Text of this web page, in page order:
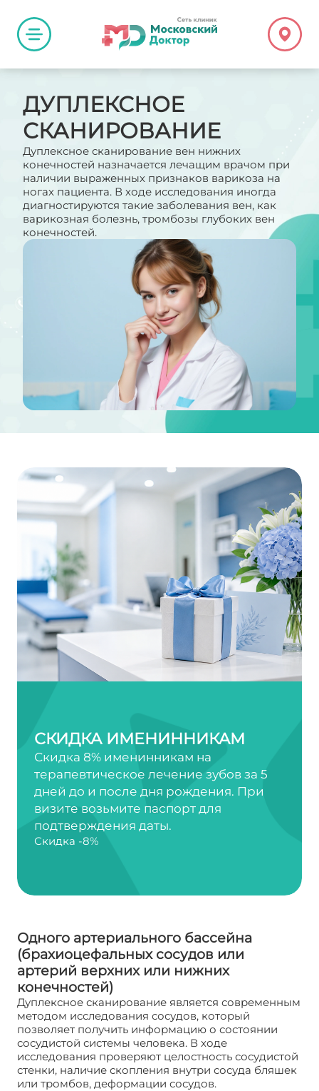
ДУПЛЕКСНОЕ
СКАНИРОВАНИЕ
Дуплексное сканирование вен нижних
конечностей назначается лечащим врачом при
наличии выраженных признаков варикоза на
ногах пациента. В ходе исследования иногда
диагностируются такие заболевания вен, как
варикозная болезнь, тромбозы глубоких вен
конечностей.
СКИДКА ИМЕНИННИКАМ
Скидка 8% именинникам на
терапевтическое лечение зубов за 5
дней до и после дня рождения. При
визите возьмите паспорт для
подтверждения даты.
Скидка -8%
Одного артериального бассейна
(брахиоцефальных сосудов или
артерий верхних или нижних
конечностей)
Дуплексное сканирование является современным
методом исследования сосудов, который
позволяет получить информацию о состоянии
сосудистой системы человека. В ходе
исследования проверяют целостность сосудистой
стенки, наличие скопления внутри сосуда бляшек
или тромбов, деформации сосудов.